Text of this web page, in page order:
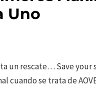
Uno
un rescate… Save your
cuando se trata de